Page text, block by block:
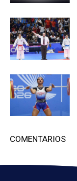
COMENTARIOS